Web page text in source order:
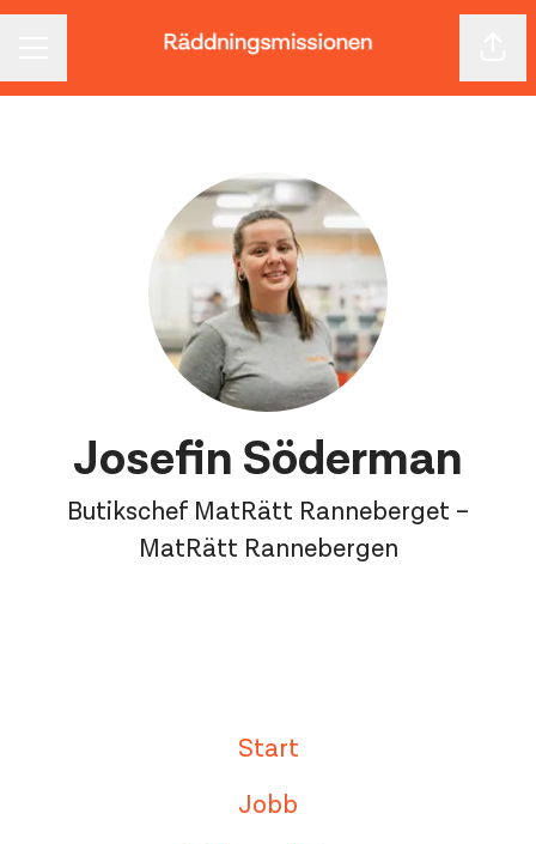
Josefin Söderman
Butikschef MatRätt Ranneberget –
MatRätt Rannebergen
Start
Jobb